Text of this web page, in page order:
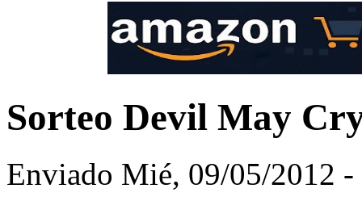
Sorteo Devil May
Enviado Mié, 09/05/2012